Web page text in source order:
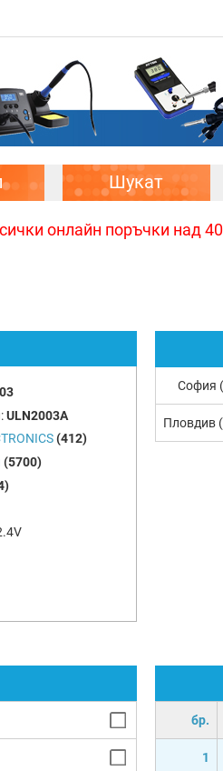
Шукат
онлайн поръчки над
ULN2003A
(412)
(5700)
бр.
1
София
Пловдив